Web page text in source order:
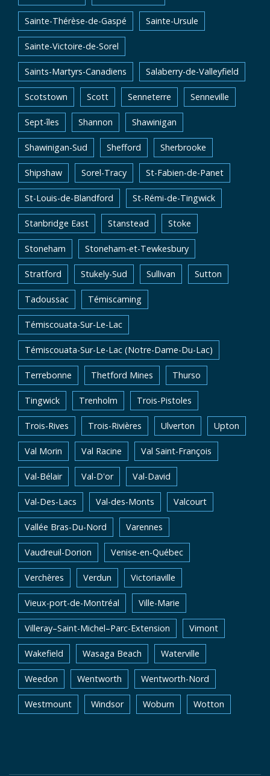
Sainte-Thérèse-de-Gaspé Sainte-Ursule
Sainte-Victoire-de-Sorel
Saints-Martyrs-Canadiens Salaberry-de-Valleyfield
Scotstown Scott Senneterre Senneville
Sept-îles Shannon Shawinigan
Shawinigan-Sud Shefford Sherbrooke
Shipshaw Sorel-Tracy St-Fabien-de-Panet
St-Louis-de-Blandford St-Rémi-de-Tingwick
Stanbridge East Stanstead Stoke
Stoneham Stoneham-et-Tewkesbury
Stratford Stukely-Sud Sullivan Sutton
Tadoussac Témiscaming
Témiscouata-Sur-Le-Lac
Témiscouata-Sur-Le-Lac (Notre-Dame-Du-Lac)
Terrebonne Thetford Mines Thurso
Tingwick Trenholm Trois-Pistoles
Trois-Rives Trois-Rivières Ulverton Upton
Val Morin Val Racine Val Saint-François
Val-Bélair Val-D'or Val-David
Val-Des-Lacs Val-des-Monts Valcourt
Vallée Bras-Du-Nord Varennes
Vaudreuil-Dorion Venise-en-Québec
Verchères Verdun Victoriaville
Vieux-port-de-Montréal Ville-Marie
Villeray–Saint-Michel–Parc-Extension Vimont
Wakefield Wasaga Beach Waterville
Weedon Wentworth Wentworth-Nord
Westmount Windsor Woburn Wotton